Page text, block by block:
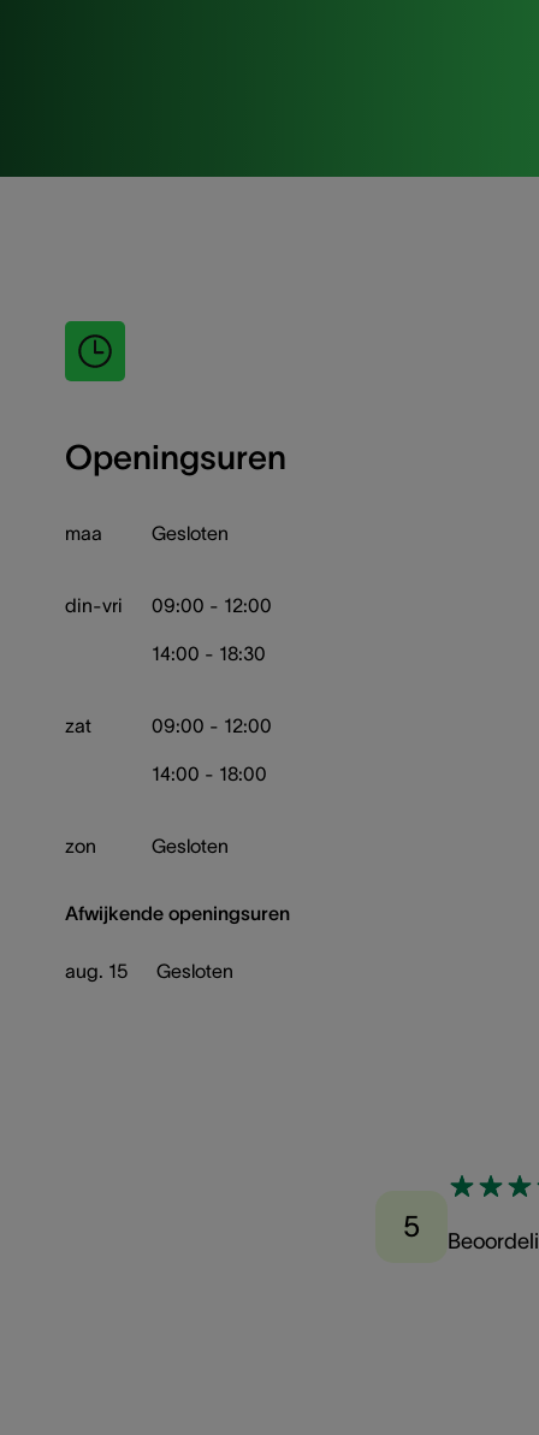
Openingsuren
maa Gesloten
din-vri 09:00 - 12:00
14:00 - 18:30
zat 09:00 - 12:00
14:00 - 18:00
zon Gesloten
Afwijkende openingsuren
aug. 15 Gesloten
5